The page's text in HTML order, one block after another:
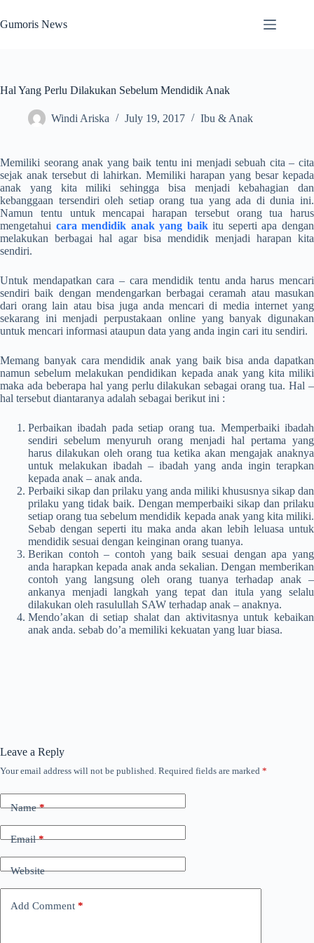
to
content
Gumoris News
Hal Yang Perlu Dilakukan Sebelum Mendidik Anak
Windi Ariska July 19, 2017 Ibu & Anak
Memiliki seorang anak yang baik tentu ini menjadi sebuah cita – cita
sejak anak tersebut di lahirkan. Memiliki harapan yang besar kepada
anak yang kita miliki sehingga bisa menjadi kebahagian dan
kebanggaan tersendiri oleh setiap orang tua yang ada di dunia ini.
Namun tentu untuk mencapai harapan tersebut orang tua harus
mengetahui cara mendidik anak yang baikitu seperti apa dengan
melakukan berbagai hal agar bisa mendidik menjadi harapan kita
sendiri.
Untuk mendapatkan cara – cara mendidik tentu anda harus mencari
sendiri baik dengan mendengarkan berbagai ceramah atau masukan
dari orang lain atau bisa juga anda mencari di media internet yang
sekarang ini menjadi perpustakaan online yang banyak digunakan
untuk mencari informasi ataupun data yang anda ingin cari itu sendiri.
Memang banyak cara mendidik anak yang baik bisa anda dapatkan
namun sebelum melakukan pendidikan kepada anak yang kita miliki
maka ada beberapa hal yang perlu dilakukan sebagai orang tua. Hal –
hal tersebut diantaranya adalah sebagai berikut ini :
Perbaikan ibadah pada setiap orang tua. Memperbaiki ibadah
sendiri sebelum menyuruh orang menjadi hal pertama yang
harus dilakukan oleh orang tua ketika akan mengajak anaknya
untuk melakukan ibadah – ibadah yang anda ingin terapkan
kepada anak – anak anda.
Perbaiki sikap dan prilaku yang anda miliki khususnya sikap dan
prilaku yang tidak baik. Dengan memperbaiki sikap dan prilaku
setiap orang tua sebelum mendidik kepada anak yang kita miliki.
Sebab dengan seperti itu maka anda akan lebih leluasa untuk
mendidik sesuai dengan keinginan orang tuanya.
Berikan contoh – contoh yang baik sesuai dengan apa yang
anda harapkan kepada anak anda sekalian. Dengan memberikan
contoh yang langsung oleh orang tuanya terhadap anak –
ankanya menjadi langkah yang tepat dan itula yang selalu
dilakukan oleh rasulullah SAW terhadap anak – anaknya.
Mendo’akan di setiap shalat dan aktivitasnya untuk kebaikan
anak anda. sebab do’a memiliki kekuatan yang luar biasa.
Leave a Reply
Your email address will not be published. Required fields are marked *
Name*
Email*
Website
Add Comment *